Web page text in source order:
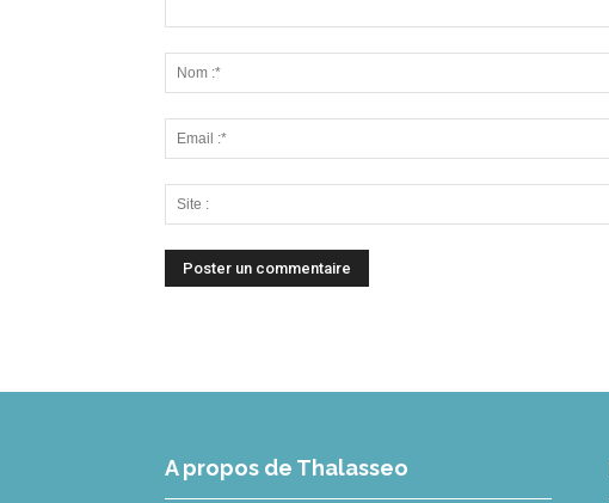
A propos de Thalasseo